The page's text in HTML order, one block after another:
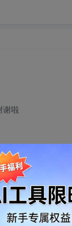
谢啦
CMCHECKFLG,